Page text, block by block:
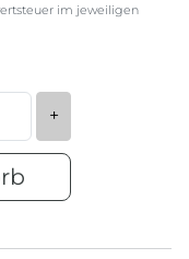
im jeweiligen
+